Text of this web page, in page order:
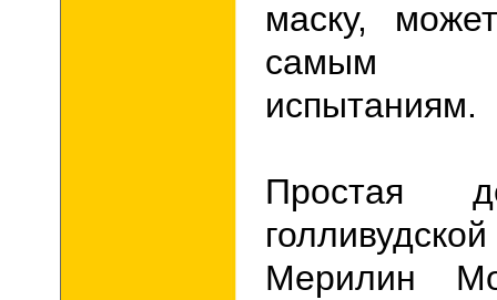
маску,
самым
испытаниям.
Простая
Мерилин